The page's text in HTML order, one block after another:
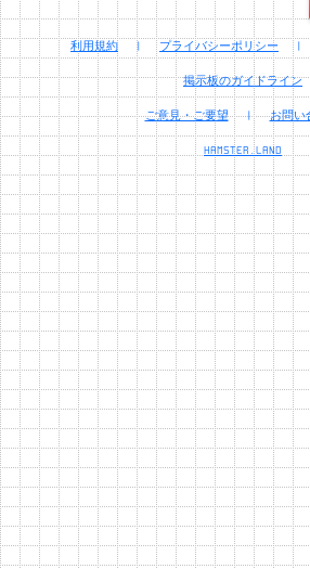
利用規約 | プライバシーポリシー |
掲示板のガイドライン
ご意見・ご要望 | お問い
HAMSTER.LAND